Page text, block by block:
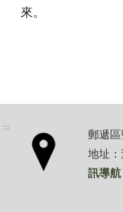
來。
:::
郵遞
地址
訊導航